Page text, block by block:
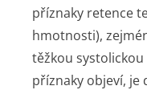
příznaky retence
hmotnosti),
těžkou
příznaky objeví, je